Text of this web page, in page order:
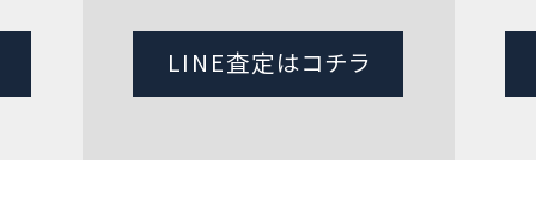
LINE査定はコチラ